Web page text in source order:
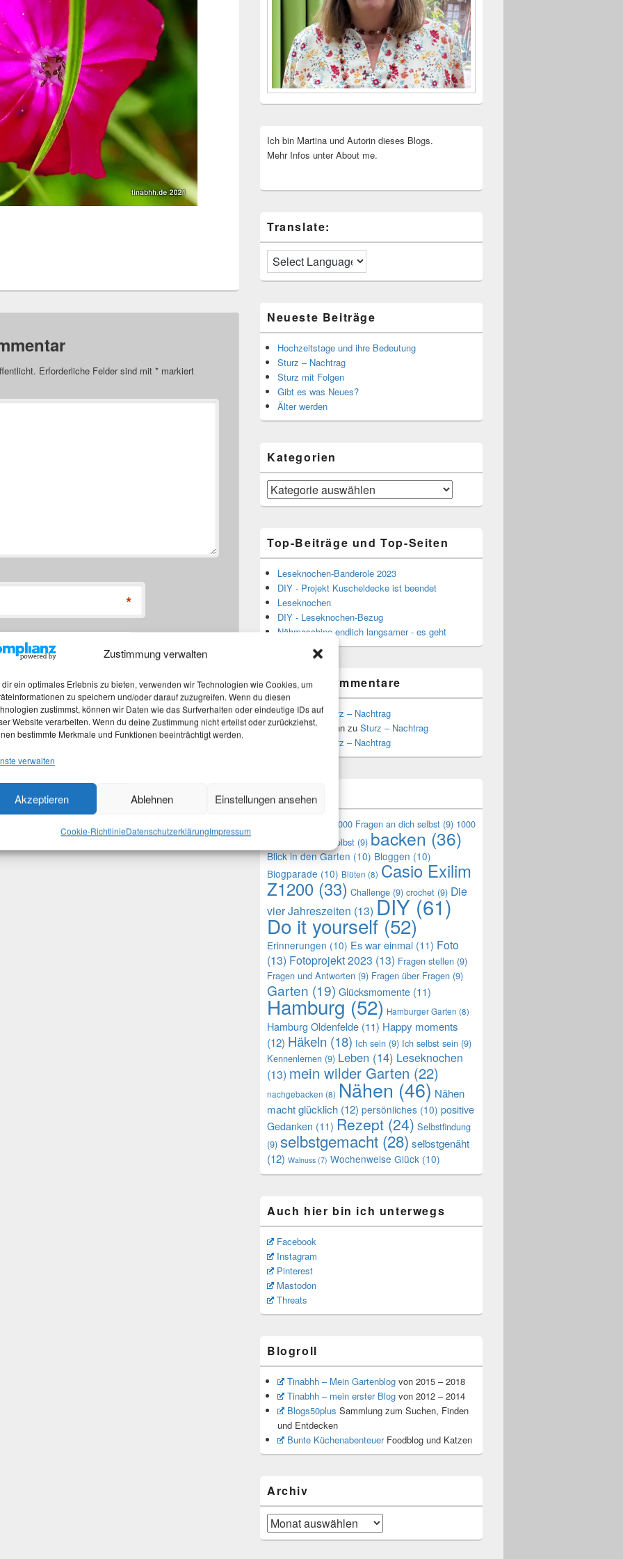
Zustimmung verwalten
dir ein optimales Erlebnis zu bieten, verwenden wir Technologien wie Cookies, um
zu speichern und/oder darauf zuzugreifen. Wenn du diesen
zustimmst, können wir Daten wie das Surfverhalten oder eindeutige IDs auf
Website verarbeiten. Wenn du deine Zustimmung nicht erteilst oder zurückziehst,
bestimmte Merkmale und Funktionen beeinträchtigt werden.
verwalten
Akzeptieren Ablehnen Einstellungen ansehen
Cookie-RichtlinieDatenschutzerklärungImpressum
Erforderliche Felder sind mit * markiert
*
*
diesem Browser für meinen nächsten Kommentar
Ich bin Martina und Autorin dieses Blogs.
Mehr Infos unter About me.
Translate:
Neueste Beiträge
Hochzeitstage und ihre Bedeutung
Sturz – Nachtrag
Sturz mit Folgen
Gibt es was Neues?
Älter werden
Kategorien
Kategorien
Top-Beiträge und Top-Seiten
Leseknochen-Banderole 2023
DIY - Projekt Kuscheldecke ist beendet
Leseknochen
DIY - Leseknochen-Bezug
Nähmaschine endlich langsamer - es geht
Neueste Kommentare
MartinazuSturz – Nachtrag
Stefan Hoffmann zu Sturz – Nachtrag
Sturz – Nachtrag
Themen
1000 Fragen an dich selbst (9) 1000
Fragen an mich selbst (9) backen (36)
Blick in den Garten (10) Bloggen (10)
Blogparade (10) Blüten (8) Casio Exilim
Z1200 (33) Challenge (9) crochet (9) Die
vier Jahreszeiten (13) DIY(61)
Do it yourself (52)
Erinnerungen (10) Es war einmal (11) Foto
(13) Fotoprojekt 2023 (13) Fragen stellen (9)
Fragen und Antworten (9) Fragen über Fragen (9)
Garten (19) Glücksmomente (11)
Hamburg (52) Hamburger Garten (8)
Hamburg Oldenfelde (11) Happy moments
(12) Häkeln (18) Ich sein (9) Ich selbst sein (9)
Kennenlernen (9) Leben (14) Leseknochen
(13) mein wilder Garten (22)
nachgebacken (8) Nähen (46) Nähen
macht glücklich (12) persönliches (10) positive
Gedanken (11) Rezept (24) Selbstfindung
(9) selbstgemacht (28) selbstgenäht
(12) Walnuss (7) Wochenweise Glück (10)
Auch hier bin ich unterwegs
Facebook
Instagram
Pinterest
Mastodon
Threats
Blogroll
Tinabhh – Mein Gartenblogvon 2015 – 2018
Tinabhh – mein erster Blogvon 2012 – 2014
Blogs50plus Sammlung zum Suchen, Finden
und Entdecken
Bunte KüchenabenteuerFoodblog und Katzen
Archiv
Archiv